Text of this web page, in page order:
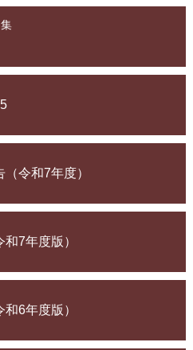
令和7年度）
7年度版）
6年度版）